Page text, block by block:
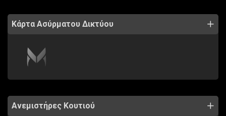
Κάρτα Ασύρματου Δικτύου
Ανεμιστήρες Κουτιού